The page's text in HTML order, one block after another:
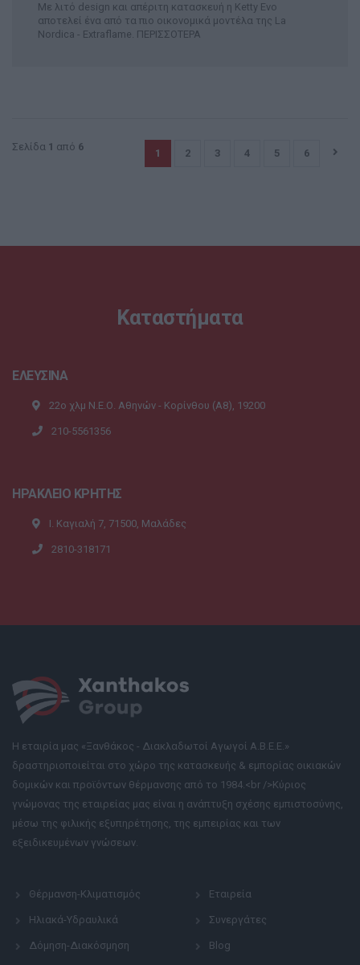
Με λιτό design και απέριτη κατασκευή η Ketty Evo
αποτελεί ένα από τα πιο οικονομικά μοντέλα της La
Nordica - Extraflame. ΠΕΡΙΣΣΟΤΕΡΑ
Σελίδα 1 από 6
1 2 3 4 5 6
Καταστήματα
ΕΛΕΥΣΙΝΑ
22ο χλμ Ν.Ε.Ο. Αθηνών - Κορίνθου (A8), 19200
210-5561356
ΗΡΑΚΛΕΙΟ ΚΡΗΤΗΣ
Ι. Καγιαλή 7, 71500, Μαλάδες
2810-318171
Η εταιρία μας «Ξανθάκος - Διακλαδωτοί Αγωγοί Α.Β.Ε.Ε.»
δραστηριοποιείται στο χώρο της κατασκευής & εμπορίας οικιακών
δομικών και προϊόντων θέρμανσης από το 1984.<br />Κύριος
γνώμονας της εταιρείας μας είναι η ανάπτυξη σχέσης εμπιστοσύνης,
μέσω της φιλικής εξυπηρέτησης, της εμπειρίας και των
εξειδικευμένων γνώσεων.
Θέρμανση-Κλιματισμός
Ηλιακά-Υδραυλικά
Δόμηση-Διακόσμηση
Εταιρεία
Συνεργάτες
Blog